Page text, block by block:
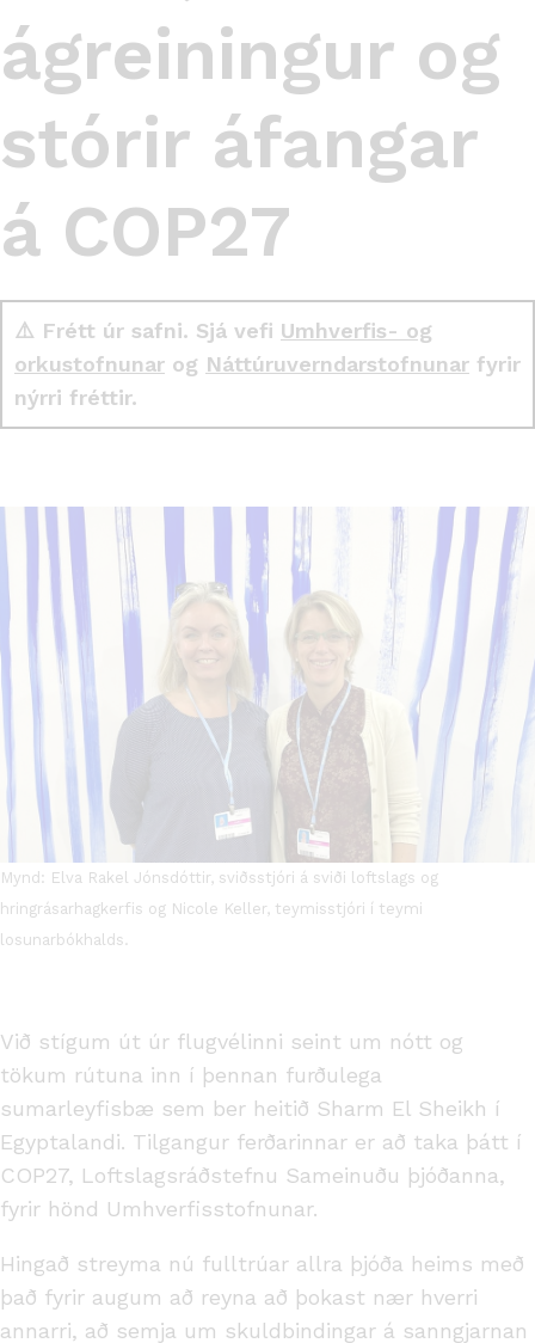
ágreiningur og
stórir áfangar
á COP27
⚠️ Frétt úr safni. Sjá vefi Umhverfis- og
orkustofnunar og Náttúruverndarstofnunar fyrir
nýrri fréttir.
Mynd: Elva Rakel Jónsdóttir, sviðsstjóri á sviði loftslags og
hringrásarhagkerfis og Nicole Keller, teymisstjóri í teymi
losunarbókhalds.
Við stígum út úr flugvélinni seint um nótt og
tökum rútuna inn í þennan furðulega
sumarleyfisbæ sem ber heitið Sharm El Sheikh í
Egyptalandi. Tilgangur ferðarinnar er að taka þátt í
COP27, Loftslagsráðstefnu Sameinuðu þjóðanna,
fyrir hönd Umhverfisstofnunar.
Hingað streyma nú fulltrúar allra þjóða heims með
það fyrir augum að reyna að þokast nær hverri
annarri, að semja um skuldbindingar á sanngjarnan